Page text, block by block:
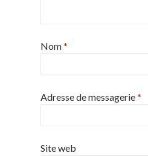
Nom*
Adresse de messagerie*
Site web